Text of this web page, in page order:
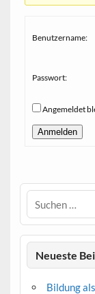
Benutzername:
Passwort:
Angemeldet
Anmelden
Neueste
Bildung